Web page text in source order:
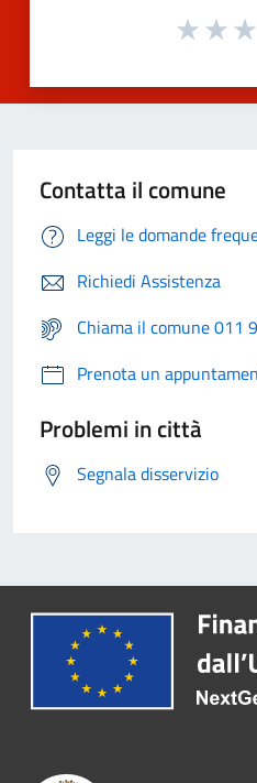
Contatta il comune
Leggi le domande
Richiedi Assistenza
Chiama il comune 011
Prenota un
Problemi in città
Segnala disservizio